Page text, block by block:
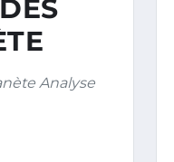
Analyse